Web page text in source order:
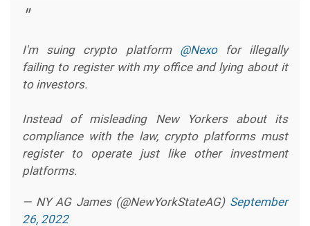
I'm suing crypto platform @Nexofor illegally
failing to register with my office and lying about it
to investors.
Instead of misleading New Yorkers about its
compliance with the law, crypto platforms must
register to operate just like other investment
platforms.
— NY AG James (@NewYorkStateAG) September
26, 2022